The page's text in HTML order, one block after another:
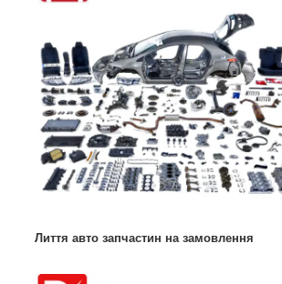
Лиття авто запчастин на замовлення